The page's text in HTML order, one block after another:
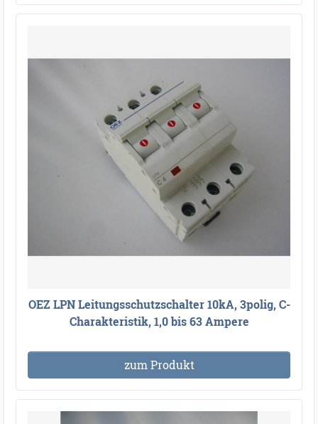
OEZ LPN Leitungsschutzschalter 10kA, 3polig, C-
Charakteristik, 1,0 bis 63 Ampere
zum Produkt